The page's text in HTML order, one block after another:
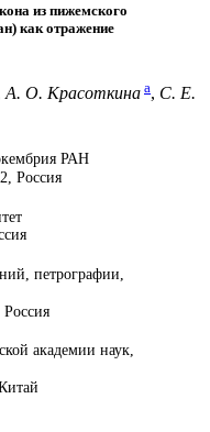
из пижемского
как отражение
А. О. Красоткина a, С. Е.
РАН
Россия
петрографии,
академии наук,